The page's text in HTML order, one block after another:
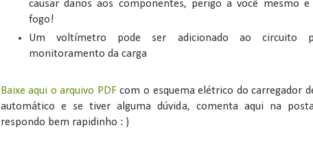
causar danos aos componentes, perigo a você mesmo e
fogo!
Um voltímetro pode ser adicionado ao circuito
monitoramento da carga
Baixe aqui o arquivo PDF com o esquema elétrico do carregador
automático e se tiver alguma dúvida, comenta aqui na
respondo bem rapidinho : )